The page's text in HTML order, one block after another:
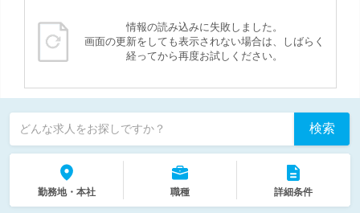
情報の読み込みに失敗しました。
画面の更新をしても表示されない場合は、しばらく
経ってから再度お試しください。
どんな求人をお探しですか？ 検索
勤務地・本社 職種 詳細条件